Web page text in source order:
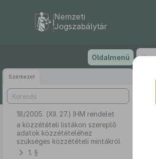
tartalomra
Nemzeti
Jogszabálytár
Oldalmenü
Szerkezet
18/2005. (XII. 27.) IHM rendelet
a közzétételi listákon szereplő
adatok közzétételéhez
szükséges közzétételi mintákról
1. §